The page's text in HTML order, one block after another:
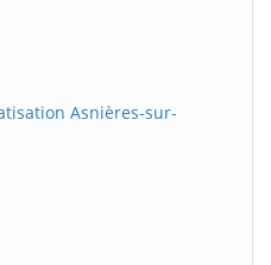
Asnières-sur-